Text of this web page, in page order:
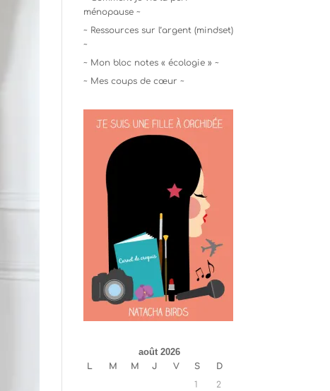
ménopause ~
~ Ressources sur l’argent (mindset)
~
~ Mon bloc notes « écologie » ~
~ Mes coups de cœur ~
août 2026
L M M J V S
D
1
2